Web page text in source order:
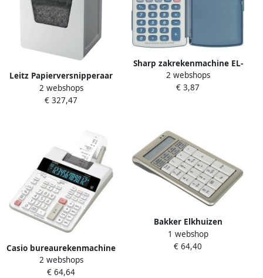
Leitz Papierversnipperaar
IQ Office P4 snippers
4x40mm
2 webshops
€ 327,47
Sharp zakrekenmachine EL-
243S
2 webshops
€ 3,87
Casio bureaurekenmachine
FR-2650RC
2 webshops
€ 64,64
Bakker Elkhuizen
BNES840DNUM BAKKER S-
board 840 Design
1 webshop
€ 64,40